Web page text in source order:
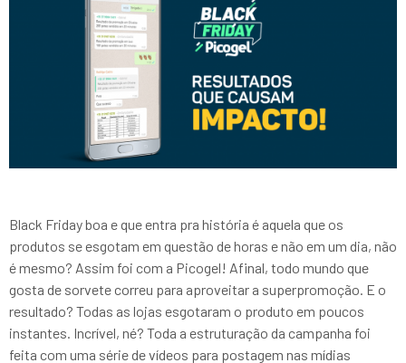
Black Friday boa e que entra pra história é aquela que os
produtos se esgotam em questão de horas e não em um dia, não
é mesmo? Assim foi com a Picogel! Afinal, todo mundo que
gosta de sorvete correu para aproveitar a superpromoção. E o
resultado? Todas as lojas esgotaram o produto em poucos
instantes. Incrível, né? Toda a estruturação da campanha foi
feita com uma série de vídeos para postagem nas mídias